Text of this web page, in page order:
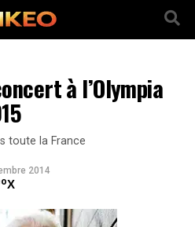
à l’Olympia
toute la France
2014